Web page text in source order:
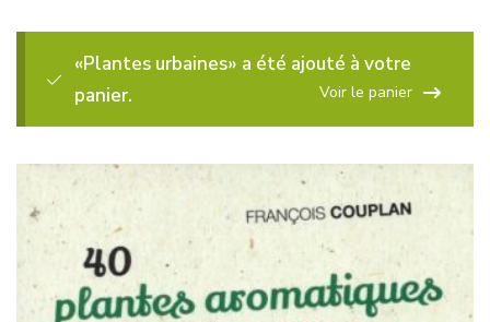
«Plantes urbaines» a été ajouté à votre
panier.
Voir le panier